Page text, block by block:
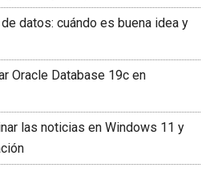
datos: cuándo es buena idea y
Oracle Database 19c en
las noticias en Windows 11 y